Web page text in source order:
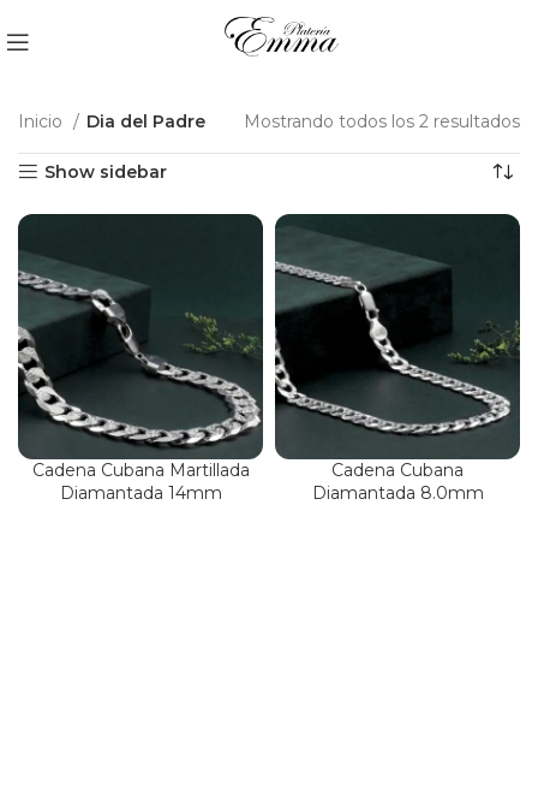
Inicio Dia del Padre Mostrando todos los 2 resultados
Show sidebar
Cadena Cubana Martillada
Diamantada 14mm
Cadena Cubana
Diamantada 8.0mm